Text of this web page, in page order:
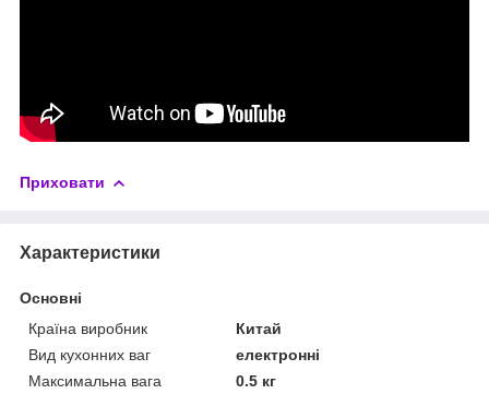
Приховати
Характеристики
Основні
Країна виробник
Китай
Вид кухонних ваг
електронні
Максимальна вага
0.5 кг